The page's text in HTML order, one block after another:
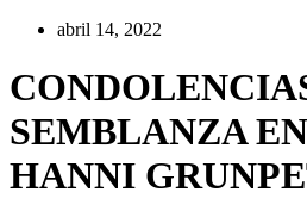
abril 14, 2022
SEMBLANZA
HANNI